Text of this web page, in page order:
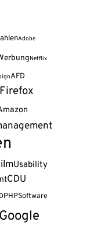
Adobe
Netflix
AFD
Firefox
Usability
CDU
PHPSoftware
Google